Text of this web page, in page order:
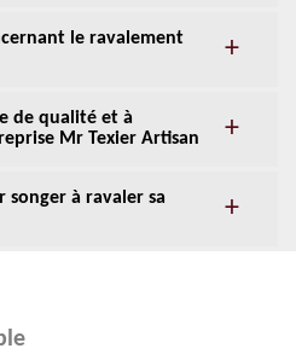
le ravalement
de qualité et à
Mr Texier Artisan
songer à ravaler sa